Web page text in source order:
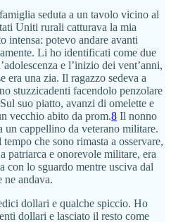
seduta a un tavolo vicino al
Uniti rurali catturava la mia
intensa: potevo andare avanti
Li ho identificati come due
e l’inizio dei vent’anni,
era una zia. Il ragazzo sedeva a
stuzzicadenti facendolo penzolare
suo piatto, avanzi di omelette e
vecchio abito da prom.8 Il nonno
un cappellino da veterano militare.
che sono rimasta a osservare,
patriarca e onorevole militare, era
con lo sguardo mentre usciva dal
ne andava.
dollari e qualche spiccio. Ho
dollari e lasciato il resto come